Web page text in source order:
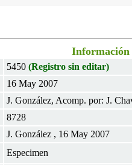
Información
5450 (Registro sin editar)
16 May 2007
J. González, Acomp. por: J.
8728
J. González , 16 May 2007
Especimen